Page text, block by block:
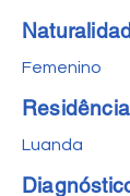
Femenino
Luanda